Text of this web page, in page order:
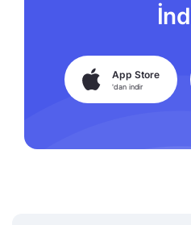
App Store
'dan indir